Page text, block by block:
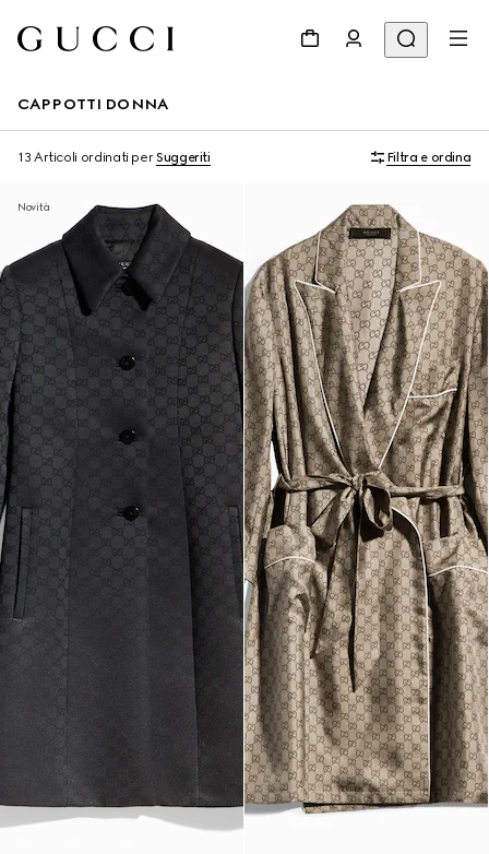
CAPPOTTI DONNA
13 Articoli ordinati perSuggeriti Filtra e ordina
Novità